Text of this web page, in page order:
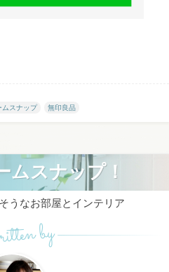
ムスナップ 無印良品
ムスナップ！
うなお部屋とインテリア
by